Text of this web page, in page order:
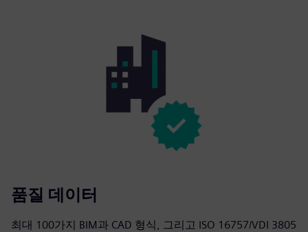
품질 데이터
최대 100가지 BIM과 CAD 형식, 그리고 ISO 16757/VDI 3805